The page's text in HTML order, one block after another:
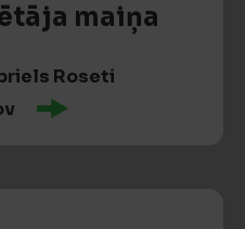
maiņa
Roseti